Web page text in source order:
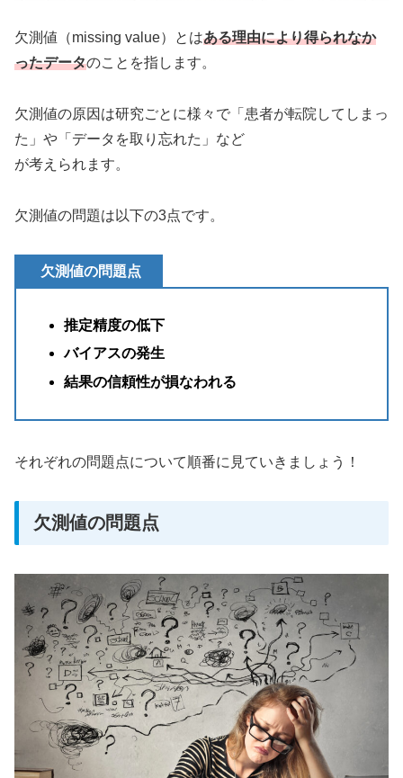
欠測値（missing value）とはある理由により得られなか
ったデータのことを指します。
欠測値の原因は研究ごとに様々で「患者が転院してしまっ
た」や「データを取り忘れた」など
が考えられます。
欠測値の問題は以下の3点です。
欠測値の問題点
推定精度の低下
バイアスの発生
結果の信頼性が損なわれる
それぞれの問題点について順番に見ていきましょう！
欠測値の問題点